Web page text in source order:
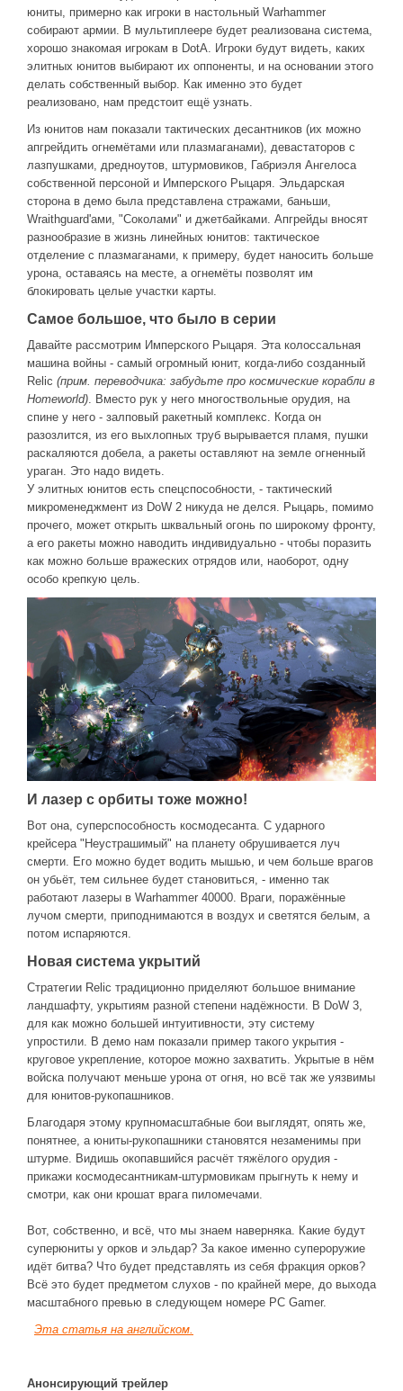
юниты, примерно как игроки в настольный Warhammer
собирают армии. В мультиплеере будет реализована система,
хорошо знакомая игрокам в DotA. Игроки будут видеть, каких
элитных юнитов выбирают их оппоненты, и на основании этого
делать собственный выбор. Как именно это будет
реализовано, нам предстоит ещё узнать.
Из юнитов нам показали тактических десантников (их можно
апгрейдить огнемётами или плазмаганами), девастаторов с
лазпушками, дредноутов, штурмовиков, Габриэля Ангелоса
собственной персоной и Имперского Рыцаря. Эльдарская
сторона в демо была представлена стражами, баньши,
Wraithguard'ами, "Соколами" и джетбайками. Апгрейды вносят
разнообразие в жизнь линейных юнитов: тактическое
отделение с плазмаганами, к примеру, будет наносить больше
урона, оставаясь на месте, а огнемёты позволят им
блокировать целые участки карты.
Самое большое, что было в серии
Давайте рассмотрим Имперского Рыцаря. Эта колоссальная
машина войны - самый огромный юнит, когда-либо созданный
Relic (прим. переводчика: забудьте про космические корабли в
Homeworld) . Вместо рук у него многоствольные орудия, на
спине у него - залповый ракетный комплекс. Когда он
разозлится, из его выхлопных труб вырывается пламя, пушки
раскаляются добела, а ракеты оставляют на земле огненный
ураган. Это надо видеть.
У элитных юнитов есть спецспособности, - тактический
микроменеджмент из DoW 2 никуда не делся. Рыцарь, помимо
прочего, может открыть шквальный огонь по широкому фронту,
а его ракеты можно наводить индивидуально - чтобы поразить
как можно больше вражеских отрядов или, наоборот, одну
особо крепкую цель.
И лазер с орбиты тоже можно!
Вот она, суперспособность космодесанта. С ударного
крейсера "Неустрашимый" на планету обрушивается луч
смерти. Его можно будет водить мышью, и чем больше врагов
он убьёт, тем сильнее будет становиться, - именно так
работают лазеры в Warhammer 40000. Враги, поражённые
лучом смерти, приподнимаются в воздух и светятся белым, а
потом испаряются.
Новая система укрытий
Стратегии Relic традиционно приделяют большое внимание
ландшафту, укрытиям разной степени надёжности. В DoW 3,
для как можно большей интуитивности, эту систему
упростили. В демо нам показали пример такого укрытия -
круговое укрепление, которое можно захватить. Укрытые в нём
войска получают меньше урона от огня, но всё так же уязвимы
для юнитов-рукопашников.
Благодаря этому крупномасштабные бои выглядят, опять же,
понятнее, а юниты-рукопашники становятся незаменимы при
штурме. Видишь окопавшийся расчёт тяжёлого орудия -
прикажи космодесантникам-штурмовикам прыгнуть к нему и
смотри, как они крошат врага пиломечами.
Вот, собственно, и всё, что мы знаем наверняка. Какие будут
суперюниты у орков и эльдар? За какое именно супероружие
идёт битва? Что будет представлять из себя фракция орков?
Всё это будет предметом слухов - по крайней мере, до выхода
масштабного превью в следующем номере PC Gamer.
Эта статья на английском.
Анонсирующий трейлер